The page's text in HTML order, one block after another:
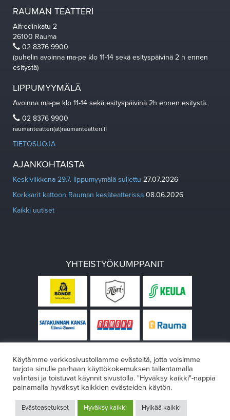
RAUMAN TEATTERI
Alfredinkatu 2
26100 Rauma
02 8376 9900
(puhelin avoinna ma-pe klo 11-14 sekä esityspäivinä 2 h ennen
esitystä)
LIPPUMYYMÄLÄ
Avoinna ma-pe klo 11-14 sekä esityspäivinä 2h ennen esitystä.
02 8376 9900
raumanteatteri(at)raumanteatteri.fi
TIETOSUOJA
AJANKOHTAISTA
Keskiviikkona 29.7. lippumyymälä suljettu 27.07.2026
Korkkarit kattoon Rauman kesäteatterissa 08.06.2026
Kaikki uutiset
YHTEISTYÖKUMPPANIT
Design:VÄRIKÄS
Käytämme verkkosivustollamme evästeitä, jotta voisimme
tarjota sinulle parhaan käyttökokemuksen tallentamalla
valintasi ja toistuvat käynnit sivustolla. "Hyväksy kaikki"-nappia
painamalla hyväksyt kaikkien evästeiden käytön.
Evästeasetukset Hyväksy kaikki Hylkää kaikki